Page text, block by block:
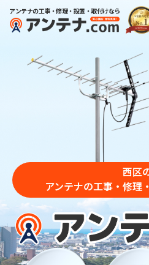
アンテナの工事・修理・設置・取付けなら
西区
アンテナの工事・修理